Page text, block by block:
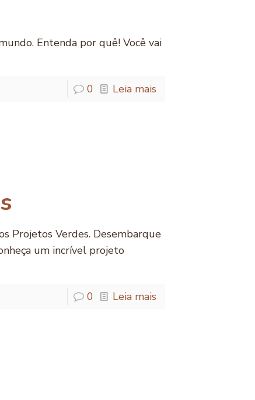
Entenda por quê! Você vai
0 Leia mais
Projetos Verdes. Desembarque
um incrível projeto
0 Leia mais